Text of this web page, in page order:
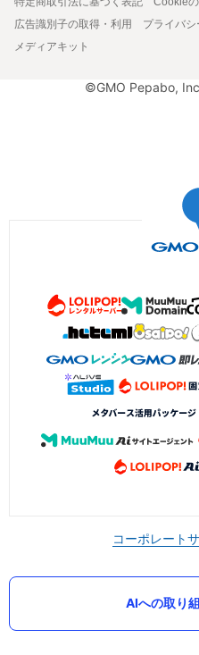
広告識別子の取得・利用
プライバ
メディアキット
©GMO Pepabo,
コーポレート
AIへの取り